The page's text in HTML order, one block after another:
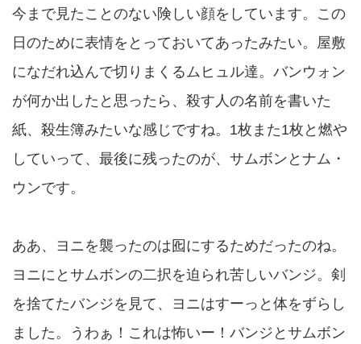
今まで見たことのない険しい顔をしています。この
日のために表情をとっておいてあったみたい。屋敷
になだれ込んで切りまくるムヒュル達。バンウォン
が何か出したと思ったら、殺す人の名前を書いた
紙、殺生簿みたいな感じですね。1枚また1枚と燃や
していって、最後に残ったのが、サムボンとナム・
ウンです。
ああ、ヨニを襲ったのは囮にするためだったのね。
ヨニにとサムボンの二択を迫られ苦しいバンジ。剣
を捨てたバンジを見て、ヨニはすーっと体をずらし
ました。うわぁ！これは怖いー！バンジとサムボン